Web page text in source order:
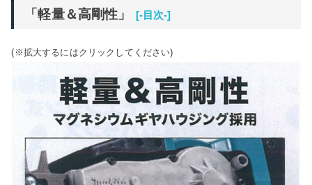
「軽量＆高剛性」 [-目次-]
(※拡大するにはクリックしてください)